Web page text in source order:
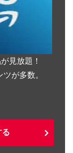
見放題！
が多数。
る